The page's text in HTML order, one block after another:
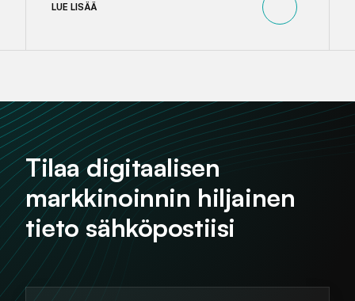
LUE LISÄÄ
Tilaa digitaalisen
markkinoinnin hiljainen
tieto sähköpostiisi